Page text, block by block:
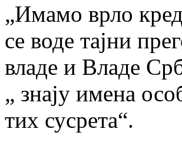
„Имамо врло
се воде тајни
владе и Владе
„ знају имена
тих сусрета“.